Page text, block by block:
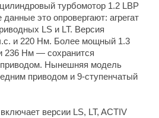
турбомотор 1.2 LBP
это опровергают: агрегат
LS и LT. Версия
и 220 Нм. Более мощный 1.3
236 Нм — сохранится
Нынешняя модель
приводом и 9-ступенчатый
версии LS, LT, ACTIV